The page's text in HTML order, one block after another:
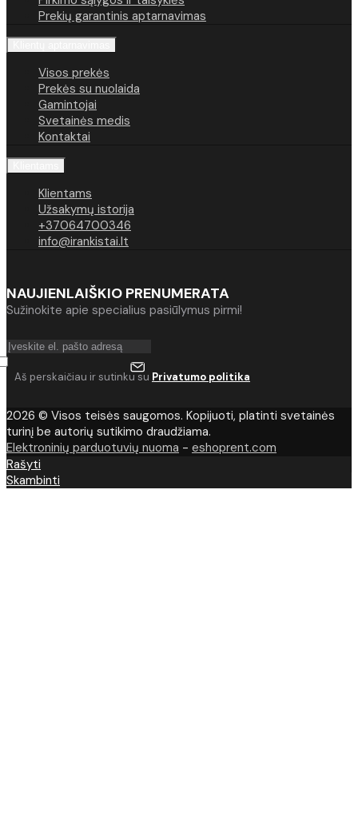
Prekių garantinis aptarnavimas
Visos prekės
Prekės su nuolaida
Gamintojai
Svetainės medis
Kontaktai
Klientams
Užsakymų istorija
+37064700346
info@irankistai.lt
NAUJIENLAIŠKIO PRENUMERATA
Sužinokite apie specialius pasiūlymus pirmi!
Aš perskaičiau ir sutinku su Privatumo politika
2026 © Visos teisės saugomos. Kopijuoti, platinti svetainės
turinį be autorių sutikimo draudžiama.
Elektroninių parduotuvių nuoma - eshoprent.com
Rašyti
Skambinti